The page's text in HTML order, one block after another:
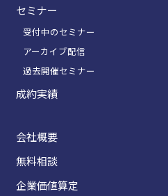
セミナー
受付中のセミナー
アーカイブ配信
過去開催セミナー
成約実績
会社概要
無料相談
企業価値算定